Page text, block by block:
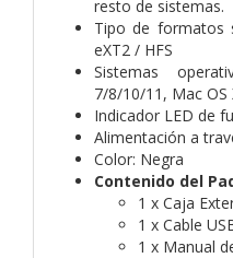
resto de sistemas.
Tipo de formatos
eXT2 / HFS
Sistemas
7/8/10/11, Mac OS
Indicador LED de
Alimentación a
Color: Negra
Contenido del
1 x Caja
1 x Cable
1 x Manual